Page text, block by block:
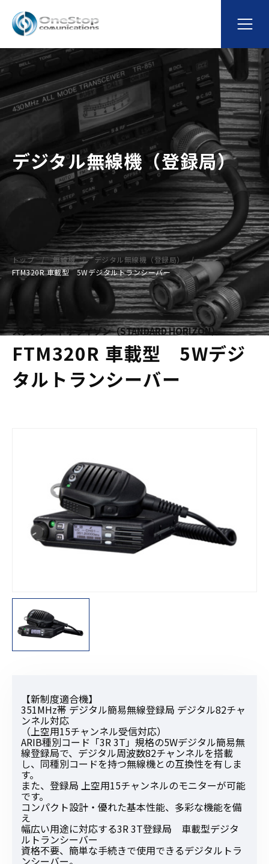
デジタル無線機（登録局）
トップ 無線機
デジタル無線機（登録局）
FTM320R 車載型 5Wデジタルトランシーバー
スタンダードホライゾン（STANDARD HORIZON）
FTM320R 車載型 5Wデジ
タルトランシーバー
【新制度適合機】
351MHz帯 デジタル簡易無線登録局 デジタル82チャ
ンネル対応
（上空用15チャンネル受信対応）
ARIB種別コード「3R 3T」規格の5Wデジタル簡易無
線登録局で、デジタル周波数82チャンネルを搭載
し、同種別コードを持つ無線機との互換性を有しま
す。
また、登録局 上空用15チャンネルのモニターが可能
です。
コンパクト設計・優れた基本性能、多彩な機能を備
え
幅広い用途に対応する3R 3T登録局 車載型デジタ
ルトランシーバー
資格不要、簡単な手続きで使用できるデジタルトラ
ンシーバー。